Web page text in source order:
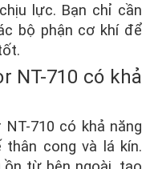
lực. Bạn chỉ cần
bộ phận cơ khí để
NT-710 có khả
710 có khả năng
cong và lá kín.